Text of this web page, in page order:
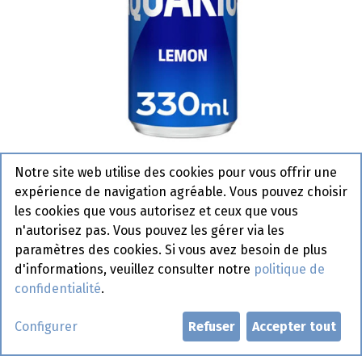
Aquarius Daily Lemon Sleek Blik
4 x 6 x 33 cl
Actif
Demander un compte
Notre site web utilise des cookies pour vous offrir une
expérience de navigation agréable. Vous pouvez choisir
les cookies que vous autorisez et ceux que vous
n'autorisez pas. Vous pouvez les gérer via les
paramètres des cookies. Si vous avez besoin de plus
d'informations, veuillez consulter notre politique de
confidentialité.
Configurer Refuser Accepter tout